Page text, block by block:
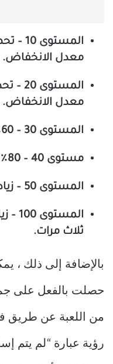
معدل الانخفاض.
معدل الانخفاض.
المستوى 30 – 60٪ زيادة.
مستوى 40 – 80٪ زيادة.
المستوى 50 – زيادة 100٪ ، مضاعفة فرصك.
ثلاث مرات.
بالإضافة إلى ذلك ،
حصلت بالفعل على
من اللعبة عن طريق
رؤية عبارة “لم يتم